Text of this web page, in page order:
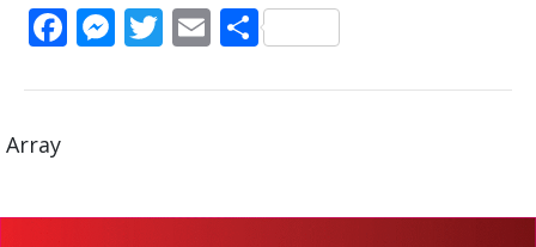
F
c
o
M
ss
g
T
it
E
ai
S
a
Array